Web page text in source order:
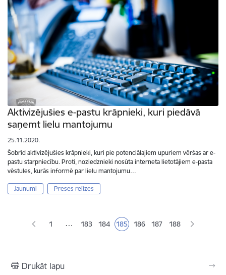
Aktivizējušies e-pastu krāpnieki, kuri piedāvā
saņemt lielu mantojumu
25.11.2020.
Šobrīd aktivizējušies krāpnieki, kuri pie potenciālajiem upuriem vēršas ar e-
pastu starpniecību. Proti, noziedznieki nosūta interneta lietotājiem e-pasta
vēstules, kurās informē par lielu mantojumu…
Jaunumi Preses relīzes
1 … Lapa
183 Lapa
184 Pašreizējā lapa
185 Lapa
186 Lapa
187 188
Drukāt lapu